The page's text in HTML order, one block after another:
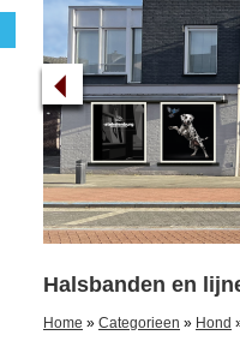
Halsbanden en
Home » Categorieen » Hond